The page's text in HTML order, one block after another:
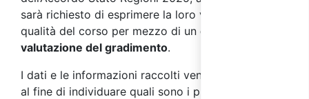
sarà richiesto di esprimere la loro valutazione sulla
qualità del corso per mezzo di un questionario di
valutazione del gradimento.
I dati e le informazioni raccolti vengono analizzati
al fine di individuare quali sono i processi che